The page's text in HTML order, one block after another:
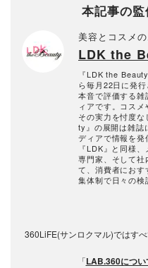
本記事の
美容とコスメ
LDK the
『LDK the
ら毎月22日に発
本音で評価する
ィアです。コスメ
その実力を忖度
ty』の展開は雑誌
ディアで情報を
『LDK』と同様
専門家、そして社
て、消費者にお
集体制で日々の検
360LiFE(サンロクマル)ではす
「LAB.360につい